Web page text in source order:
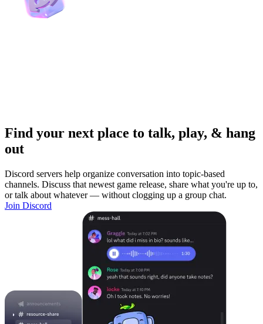
Find your next place to talk, play, & hang
out
Discord servers help organize conversation into topic-based
channels. Discuss that newest game release, share what you're up to,
or talk about whatever — without clogging up a group chat.
Join Discord